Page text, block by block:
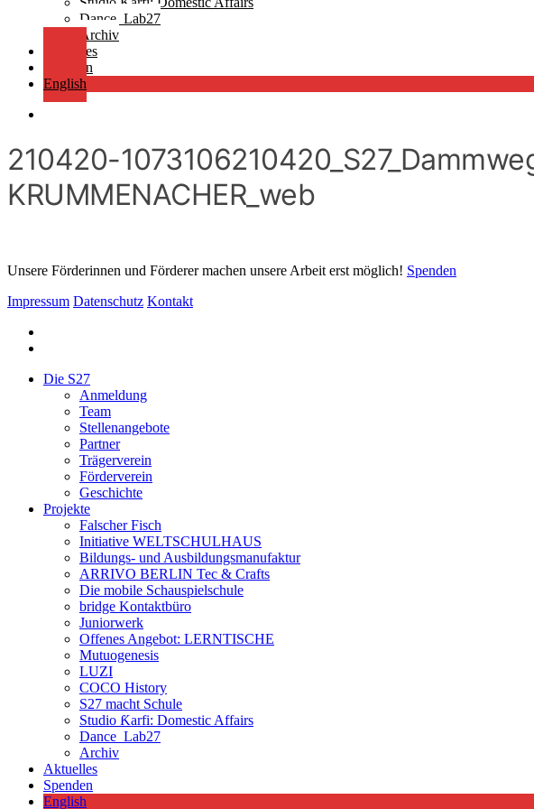
Dance_Lab27
Archiv
Aktuelles
Spenden
English
210420-
KRUMMENACHER_web
Unsere Förderinnen und Förderer machen unsere Arbeit erst möglich! Spenden
Impressum Datenschutz Kontakt
Close
Die S27
Anmeldung
Team
Stellenangebote
Partner
Trägerverein
Förderverein
Geschichte
Projekte
Falscher Fisch
Initiative WELTSCHULHAUS
Bildungs- und Ausbildungsmanufaktur
ARRIVO BERLIN Tec & Crafts
Die mobile Schauspielschule
bridge Kontaktbüro
Juniorwerk
Offenes Angebot: LERNTISCHE
Mutuogenesis
LUZI
COCO History
S27 macht Schule
Studio Ƙarfi: Domestic Affairs
Dance_Lab27
Archiv
Aktuelles
Spenden
English